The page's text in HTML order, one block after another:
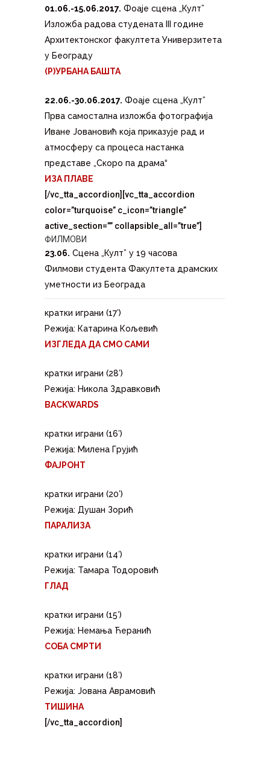
01.06.-15.06.2017. Фоаје сцена „Култ”
Изложба радова студената III године
Архитектонског факултета Универзитета
у Београду
(Р)УРБАНА БАШТА
22.06.-30.06.2017. Фоаје сцена „Култ”
Прва самостална изложба фотографија
Иване Јовановић која приказује рад и
атмосферу са процеса настанка
представе „Скоро па драма“
ИЗА ПЛАВЕ
[/vc_tta_accordion][vc_tta_accordion
color=”turquoise” c_icon=”triangle”
active_section=”” collapsible_all=”true”]
ФИЛМОВИ
23.06. Сцена „Култ” у 19 часова
Филмови студента Факултета драмских
уметности из Београда
кратки играни (17′)
Режија: Катарина Кољевић
ИЗГЛЕДА ДА СМО САМИ
кратки играни (28′)
Режија: Никола Здравковић
BACKWARDS
кратки играни (16′)
Режија: Милена Грујић
ФАЈРОНТ
кратки играни (20′)
Режија: Душан Зорић
ПАРАЛИЗА
кратки играни (14′)
Режија: Тамара Тодоровић
ГЛАД
кратки играни (15′)
Режија: Немања Ћеранић
СОБА СМРТИ
кратки играни (18′)
Режија: Јована Аврамовић
ТИШИНА
[/vc_tta_accordion]